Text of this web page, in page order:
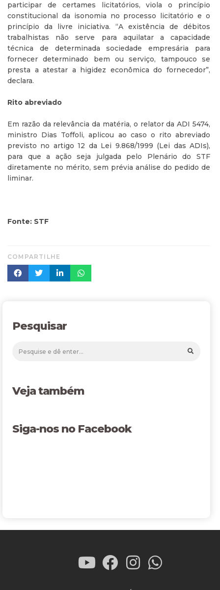
participar de certames licitatórios, viola o princípio
constitucional da isonomia no processo licitatório e o
princípio da livre iniciativa. “A existência de débitos
trabalhistas não serve para aquilatar a capacidade
técnica de determinada sociedade empresária para
fornecer determinado bem ou serviço, tampouco se
presta a atestar a higidez econômica do fornecedor”,
declara.
Rito abreviado
Em razão da relevância da matéria, o relator da ADI 5474,
ministro Dias Toffoli, aplicou ao caso o rito abreviado
previsto no artigo 12 da Lei 9.868/1999 (Lei das ADIs),
para que a ação seja julgada pelo Plenário do STF
diretamente no mérito, sem prévia análise do pedido de
liminar.
Fonte: STF
COMPARTILHE
Pesquisar
Veja também
Siga-nos no Facebook